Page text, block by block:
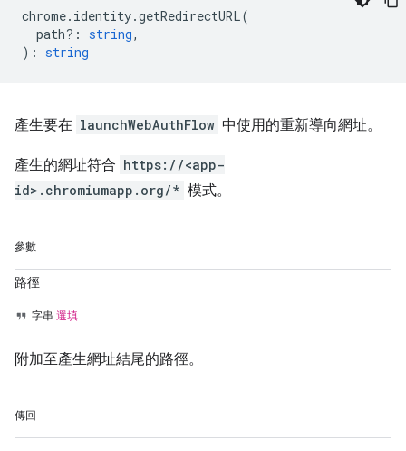
chrome. identity.getRedirectURL(
path? : string,
) : string
產生要在 launchWebAuthFlow 中使用的重新導向網址。
產生的網址符合 https://<app-
id>.chromiumapp.org/* 模式。
參數
路徑
字串 選填
附加至產生網址結尾的路徑。
傳回